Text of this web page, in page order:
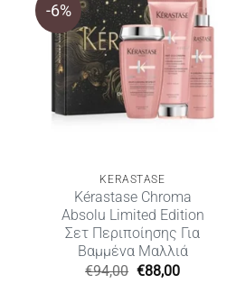
-6%
KERASTASE
Kérastase Chroma
Absolu Limited Edition
Σετ Περιποίησης Για
Βαμμένα Μαλλιά
€94,00 Original
price
€88,00Η